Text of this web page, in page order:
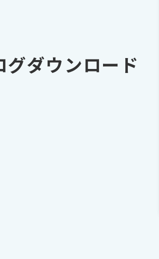
グダウンロード